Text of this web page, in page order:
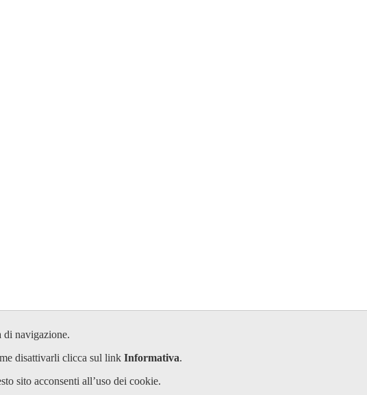
di navigazione.
disattivarli clicca sul link Informativa.
sito acconsenti all’uso dei cookie.